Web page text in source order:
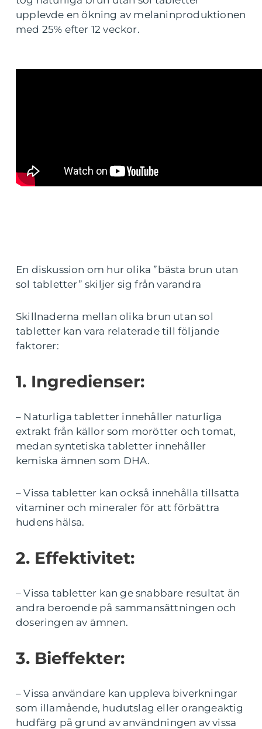
upplevde en ökning av melaninproduktionen
med 25% efter 12 veckor.
En diskussion om hur olika ”bästa brun utan
sol tabletter” skiljer sig från varandra
Skillnaderna mellan olika brun utan sol
tabletter kan vara relaterade till följande
faktorer:
1. Ingredienser:
– Naturliga tabletter innehåller naturliga
extrakt från källor som morötter och tomat,
medan syntetiska tabletter innehåller
kemiska ämnen som DHA.
– Vissa tabletter kan också innehålla tillsatta
vitaminer och mineraler för att förbättra
hudens hälsa.
2. Effektivitet:
– Vissa tabletter kan ge snabbare resultat än
andra beroende på sammansättningen och
doseringen av ämnen.
3. Bieffekter:
– Vissa användare kan uppleva biverkningar
som illamående, hudutslag eller orangeaktig
hudfärg på grund av användningen av vissa